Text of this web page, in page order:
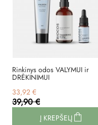
Rinkinys odos VALYMUI ir
DRĖKINIMUI
33,92 €
39,90 €
Į KREPŠELĮ